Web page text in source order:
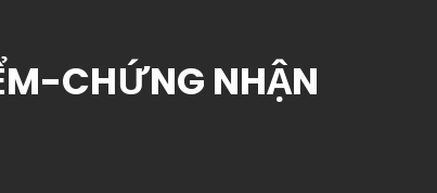
CHỨNG NHẬN